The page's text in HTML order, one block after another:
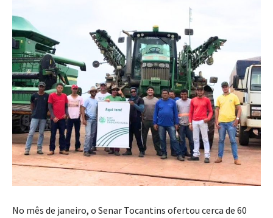
No mês de janeiro, o Senar Tocantins ofertou cerca de 60